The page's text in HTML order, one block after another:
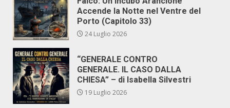
Accende la Notte nel Ventre del
Porto (Capitolo 33)
24 Luglio 2026
“GENERALE CONTRO
GENERALE. IL CASO DALLA
CHIESA” – di Isabella Silvestri
19 Luglio 2026